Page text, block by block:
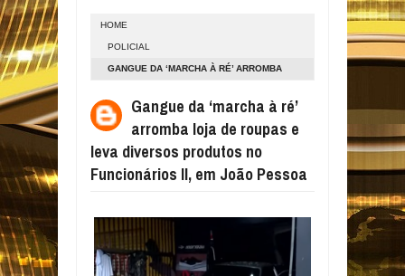
HOME
POLICIAL
GANGUE DA ‘MARCHA À RÉ’ ARROMBA
PRODUTOS NO FUNCIONÁRIOS II, EM JOÃO
PESSOA
Gangue da ‘marcha à ré’
arromba loja de roupas e
leva diversos produtos no
Funcionários II, em João Pessoa